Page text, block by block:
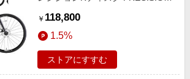
レー 【組立商品につき返品不可】
161959002
￥ 118,800
1.5%
ストアにすすむ